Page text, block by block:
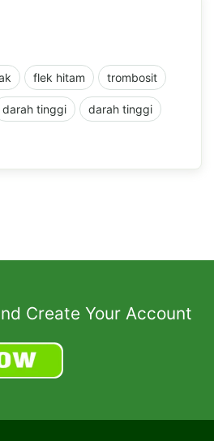
flek hitam trombosit
darah tinggi darah tinggi
Create Your Account